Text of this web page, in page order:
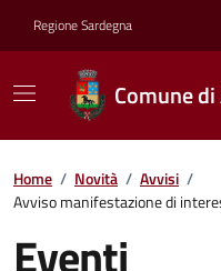
Regione Sardegna
Comune
Home / Novità / Avvisi /
Avviso manifestazione di
Eventi